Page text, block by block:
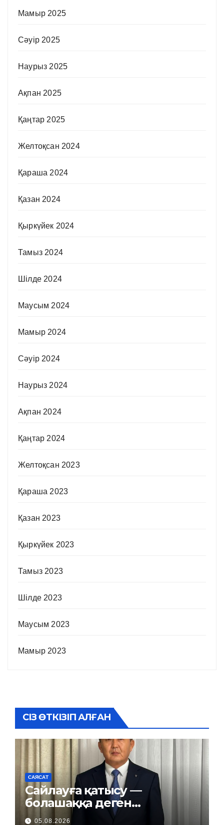
Мамыр 2025
Сәуір 2025
Наурыз 2025
Ақпан 2025
Қаңтар 2025
Желтоқсан 2024
Қараша 2024
Қазан 2024
Қыркүйек 2024
Тамыз 2024
Шілде 2024
Маусым 2024
Мамыр 2024
Сәуір 2024
Наурыз 2024
Ақпан 2024
Қаңтар 2024
Желтоқсан 2023
Қараша 2023
Қазан 2023
Қыркүйек 2023
Тамыз 2023
Шілде 2023
Маусым 2023
Мамыр 2023
СІЗ ӨТКІЗІП АЛҒАН
САЯСАТ
Сайлауға қатысу —
болашаққа деген
жауапкершілік
05.08.2026